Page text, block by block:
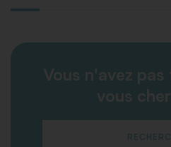
Vous n'avez
vous